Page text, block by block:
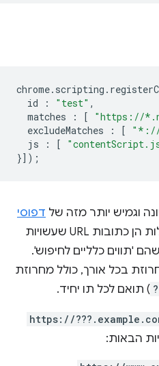
chrome. scripting .
id
: "test" ,
matches
: [ "https://
excludeMatches
: [ "*://
js
: [
}]);
דפוסי
. מחרוזות glob קבילות הן כתובות URL שעשויות
'תווים כלליים לחיפוש'.
בכל אורך, כולל מחרוזת
? ) תואם לכל תו יחיד.
https://
הבאות: